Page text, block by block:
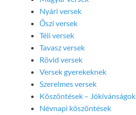
Nyári versek
Őszi versek
Téli versek
Tavasz versek
Rövid versek
Versek gyerekeknek
Szerelmes versek
Köszöntések – Jókívánságok
Névnapi köszöntések